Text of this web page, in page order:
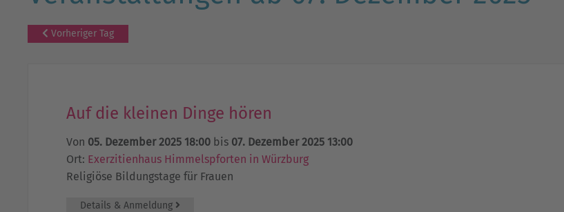
Vorheriger Tag
Auf die kleinen Dinge hören
Von 05. Dezember 2025 18:00 bis 07. Dezember 2025 13:00
Ort: Exerzitienhaus Himmelspforten in Würzburg
Religiöse Bildungstage für Frauen
Details & Anmeldung